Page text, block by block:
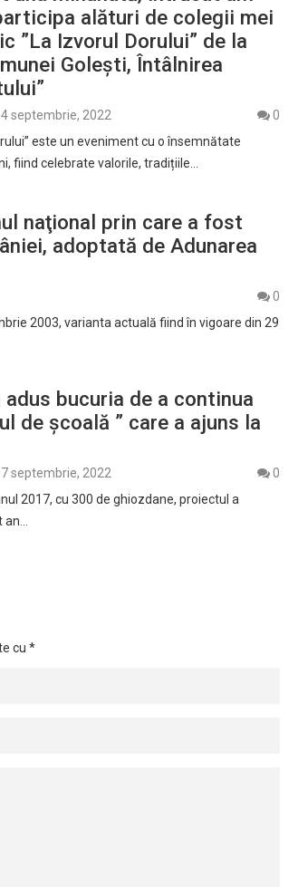
alături de colegii mei
”La Izvorul Dorului” de la
Golești, Întâlnirea
4 septembrie, 2022
0
este un eveniment cu o însemnătate
fiind celebrate valorile, tradițiile…
naţional prin care a fost
adoptată de Adunarea
0
2003, varianta actuală fiind în vigoare din 29
bucuria de a continua
de școală ” care a ajuns la
7 septembrie, 2022
0
2017, cu 300 de ghiozdane, proiectul a
cu *